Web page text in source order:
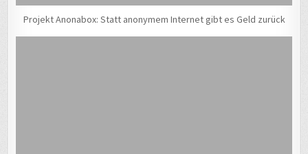
Projekt Anonabox: Statt anonymem Internet gibt es Geld zurück